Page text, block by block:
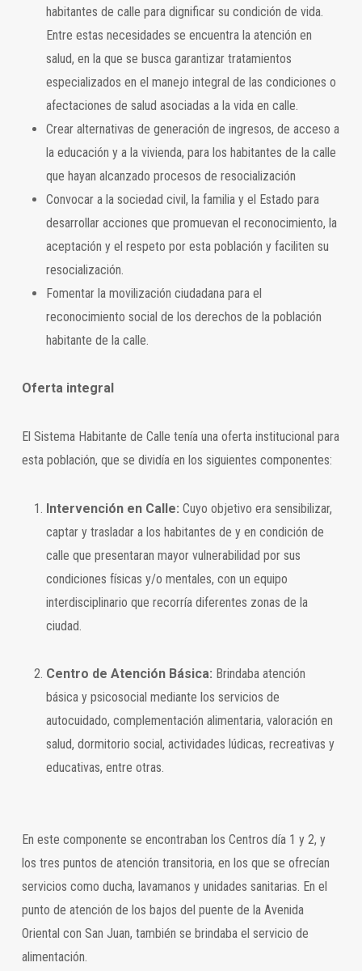
habitantes de calle para dignificar su condición de vida.
Entre estas necesidades se encuentra la atención en
salud, en la que se busca garantizar tratamientos
especializados en el manejo integral de las condiciones o
afectaciones de salud asociadas a la vida en calle.
Crear alternativas de generación de ingresos, de acceso a
la educación y a la vivienda, para los habitantes de la calle
que hayan alcanzado procesos de resocialización
Convocar a la sociedad civil, la familia y el Estado para
desarrollar acciones que promuevan el reconocimiento, la
aceptación y el respeto por esta población y faciliten su
resocialización.
Fomentar la movilización ciudadana para el
reconocimiento social de los derechos de la población
habitante de la calle.
Oferta integral
El Sistema Habitante de Calle tenía una oferta institucional para
esta población, que se dividía en los siguientes componentes:
Intervención en Calle: Cuyo objetivo era sensibilizar,
captar y trasladar a los habitantes de y en condición de
calle que presentaran mayor vulnerabilidad por sus
condiciones físicas y/o mentales, con un equipo
interdisciplinario que recorría diferentes zonas de la
ciudad.
Centro de Atención Básica: Brindaba atención
básica y psicosocial mediante los servicios de
autocuidado, complementación alimentaria, valoración en
salud, dormitorio social, actividades lúdicas, recreativas y
educativas, entre otras.
En este componente se encontraban los Centros día 1 y 2, y
los tres puntos de atención transitoria, en los que se ofrecían
servicios como ducha, lavamanos y unidades sanitarias. En el
punto de atención de los bajos del puente de la Avenida
Oriental con San Juan, también se brindaba el servicio de
alimentación.